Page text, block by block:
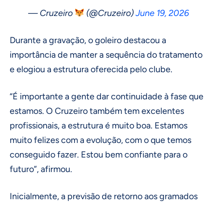
— Cruzeiro (@Cruzeiro)June 19, 2026
Durante a gravação, o goleiro destacou a
importância de manter a sequência do tratamento
e elogiou a estrutura oferecida pelo clube.
“É importante a gente dar continuidade à fase que
estamos. O Cruzeiro também tem excelentes
profissionais, a estrutura é muito boa. Estamos
muito felizes com a evolução, com o que temos
conseguido fazer. Estou bem confiante para o
futuro”, afirmou.
Inicialmente, a previsão de retorno aos gramados